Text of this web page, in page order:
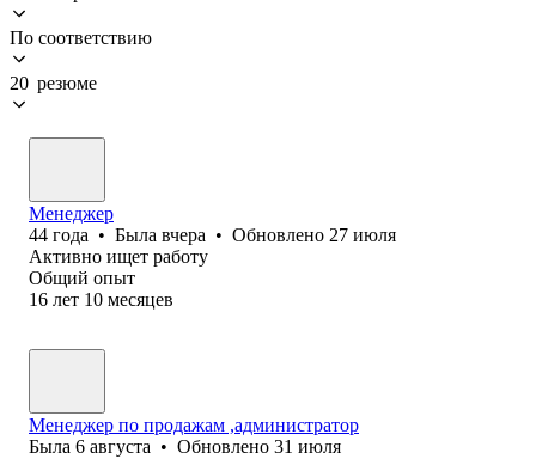
По соответствию
20 резюме
Менеджер
44 года • Была вчера • Обновлено 27 июля
Активно ищет работу
Общий опыт
16 лет 10 месяцев
Менеджер по продажам ,администратор
Была 6 августа • Обновлено 31 июля